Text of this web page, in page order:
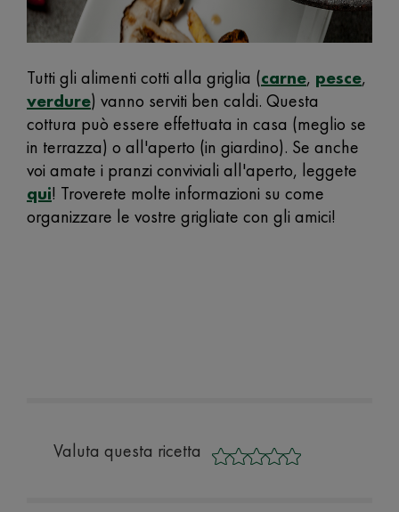
Tutti gli alimenti cotti alla griglia (carne, pesce,
verdure) vanno serviti ben caldi. Questa
cottura può essere effettuata in casa (meglio se
in terrazza) o all'aperto (in giardino). Se anche
voi amate i pranzi conviviali all'aperto, leggete
qui! Troverete molte informazioni su come
organizzare le vostre grigliate con gli amici!
Valuta questa ricetta